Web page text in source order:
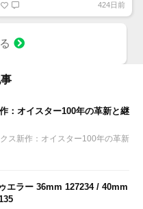
424日前
る
：オイスター100年の革新と継
ス新作：オイスター100年の革新
エラー 36mm 127234 / 40mm